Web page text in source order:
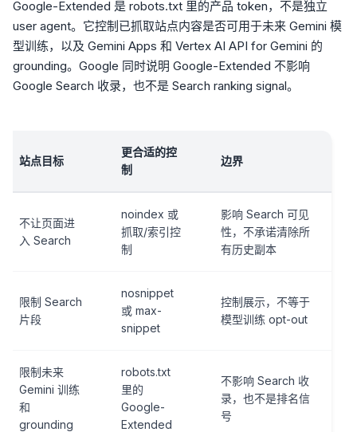
Google-Extended 是 robots.txt 里的产品 token，不是独立
user agent。它控制已抓取站点内容是否可用于未来 Gemini 模
型训练，以及 Gemini Apps 和 Vertex AI API for Gemini 的
grounding。Google 同时说明 Google-Extended 不影响
Google Search 收录，也不是 Search ranking signal。
站点目标
更合适的控
制
边界
不让页面进
入 Search
noindex 或
抓取/索引控
制
影响 Search 可见
性，不承诺清除所
有历史副本
限制 Search
片段
nosnippet
或 max-
snippet
控制展示，不等于
模型训练 opt-out
限制未来
Gemini 训练
和
grounding
robots.txt
里的
Google-
Extended
不影响 Search 收
录，也不是排名信
号